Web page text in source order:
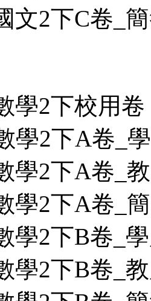
文2下C卷_
學2下校用卷
學2下A卷_
學2下A卷_
學2下A卷_
學2下B卷_
學2下B卷_